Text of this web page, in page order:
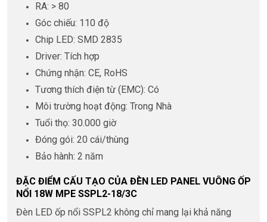
RA: > 80
Góc chiếu: 110 độ
Chip LED: SMD 2835
Driver: Tích hợp
Chứng nhận: CE, RoHS
Tương thích điện từ (EMC): Có
Môi trường hoạt động: Trong Nhà
Tuổi thọ: 30.000 giờ
Đóng gói: 20 cái/thùng
Bảo hành: 2 năm
ĐẶC ĐIỂM CẤU TẠO CỦA ĐÈN LED PANEL VUÔNG ỐP
NỔI 18W MPE SSPL2-18/3C
Đèn LED ốp nổi SSPL2 không chỉ mang lại khả năng